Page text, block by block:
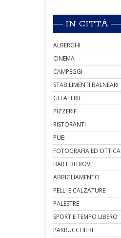
IN CITTÀ
ALBERGHI
CINEMA
CAMPEGGI
STABILIMENTI BALNEARI
GELATERIE
PIZZERIE
RISTORANTI
PUB
FOTOGRAFIA ED OTTICA
BAR E RITROVI
ABBIGLIAMENTO
PELLI E CALZATURE
PALESTRE
SPORT E TEMPO LIBERO
PARRUCCHIERI